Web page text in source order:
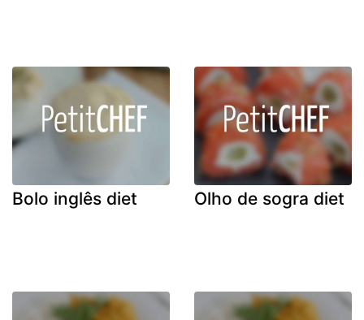
Bolo inglês diet Olho de sogra diet